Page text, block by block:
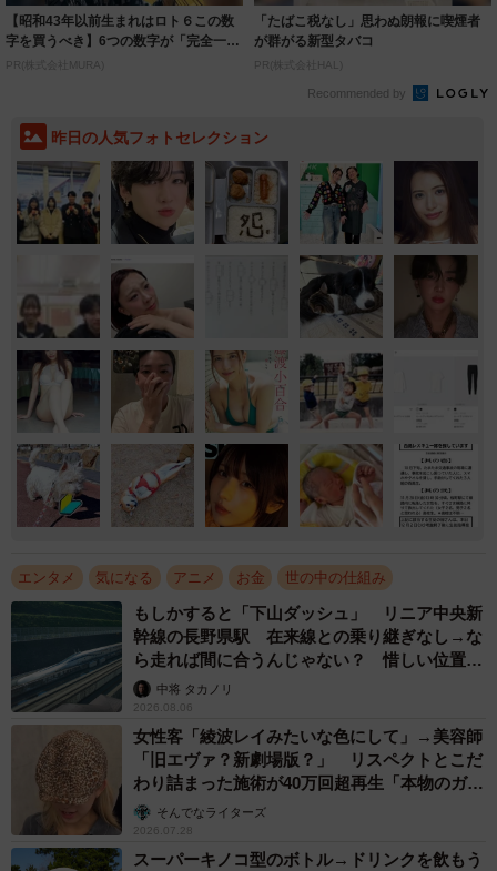
【昭和43年以前生まれはロト６この数
字を買うべき】6つの数字が「完全一
致」する方...
PR(株式会社MURA)
「たばこ税なし」思わぬ朗報に喫煙者
が群がる新型タバコ
PR(株式会社HAL)
Recommended by
昨日の人気フォトセレクション
エンタメ 気になる アニメ お金 世の中の仕組み
もしかすると「下山ダッシュ」 リニア中央新
幹線の長野県駅 在来線との乗り継ぎなし→な
ら走れば間に合うんじゃない？ 惜しい位置関
係が反響
中将 タカノリ
2026.08.06
女性客「綾波レイみたいな色にして」→美容師
「旧エヴァ？新劇場版？」 リスペクトとこだ
わり詰まった施術が40万回超再生「本物のガチ
勢」そんでなライターズ
2026.07.28
スーパーキノコ型のボトル→ドリンクを飲もう